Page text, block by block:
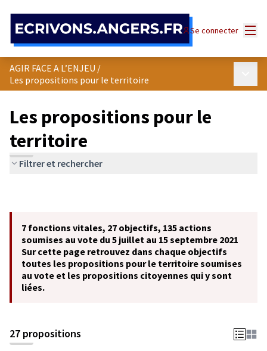
Se connecter
AGIR FACE A L’ENJEU /
Les propositions pour le territoire
Les propositions pour le
territoire
Filtrer et rechercher
7 fonctions vitales, 27 objectifs, 135 actions
soumises au vote du 5 juillet au 15 septembre 2021
Sur cette page retrouvez dans chaque objectifs
toutes les propositions pour le territoire soumises
au vote et les propositions citoyennes qui y sont
liées.
27 propositions